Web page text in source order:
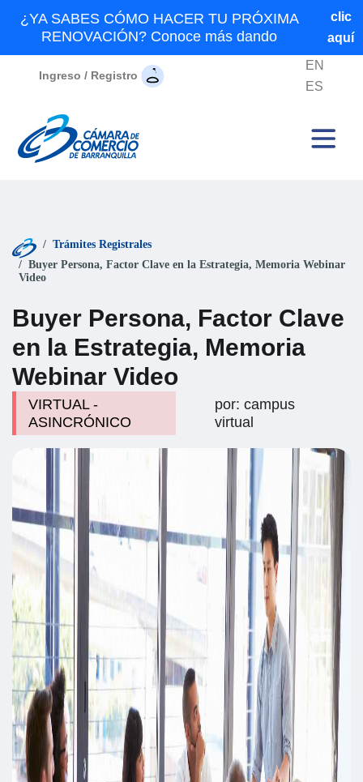
¿YA SABES CÓMO HACER TU PRÓXIMA
RENOVACIÓN? Conoce más dando
clic
aquí
Ingreso / Registro
EN
ES
Trámites Registrales
Buyer Persona, Factor Clave en la Estrategia, Memoria Webinar
Video
Buyer Persona, Factor Clave
en la Estrategia, Memoria
Webinar Video
VIRTUAL -
ASINCRÓNICO
por: campus
virtual